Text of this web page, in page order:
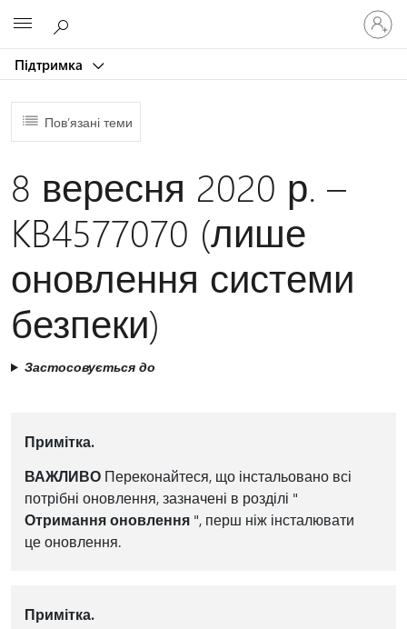
Підтримка
Увійдіть
свій
запис
Пов’язані теми
8 вересня 2020 р. –
KB4577070 (лише
оновлення системи
безпеки)
Застосовується до
Примітка.
ВАЖЛИВОПереконайтеся, що інстальовано всі
потрібні оновлення, зазначені в розділі "
Отримання оновлення", перш ніж інсталювати
це оновлення.
Примітка.